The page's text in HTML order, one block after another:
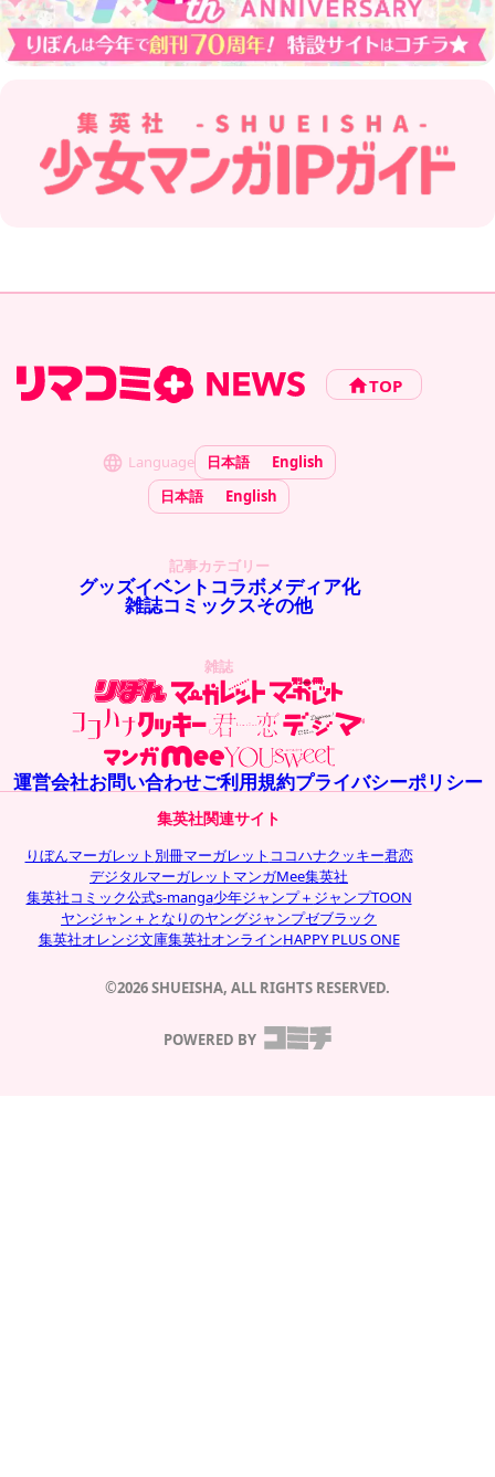
TOP
Language 日本語
English
日本語
English
記事カテゴリー
グッズイベント コラボメディア化
雑誌コミックスその他
雑誌
運営会社お問い合わせご利用規約プライバシーポリシー
集英社関連サイト
りぼんマーガレット 別冊マーガレット ココハナクッキー君恋
デジタルマーガレット マンガMee集英社
集英社コミック公式s-manga少年ジャンプ＋ ジャンプTOON
ヤンジャン＋ となりのヤングジャンプゼブラック
集英社オレンジ文庫集英社オンラインHAPPY PLUS ONE
©2026 SHUEISHA, ALL RIGHTS RESERVED.
POWERED BY